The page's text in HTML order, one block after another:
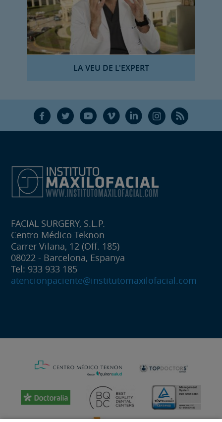
LA VEU DE L'EXPERT
F T Y V L Ñ R
FACIAL SURGERY, S.L.P.
Centro Médico Teknon
Carrer Vilana, 12 (Off. 185)
08022 - Barcelona, Espanya
Tel: 933 933 185
atencionpaciente@institutomaxilofacial.com